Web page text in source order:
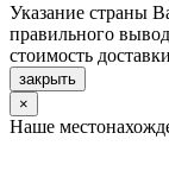
Указание страны
правильного
стоимость
закрыть
×
Наше